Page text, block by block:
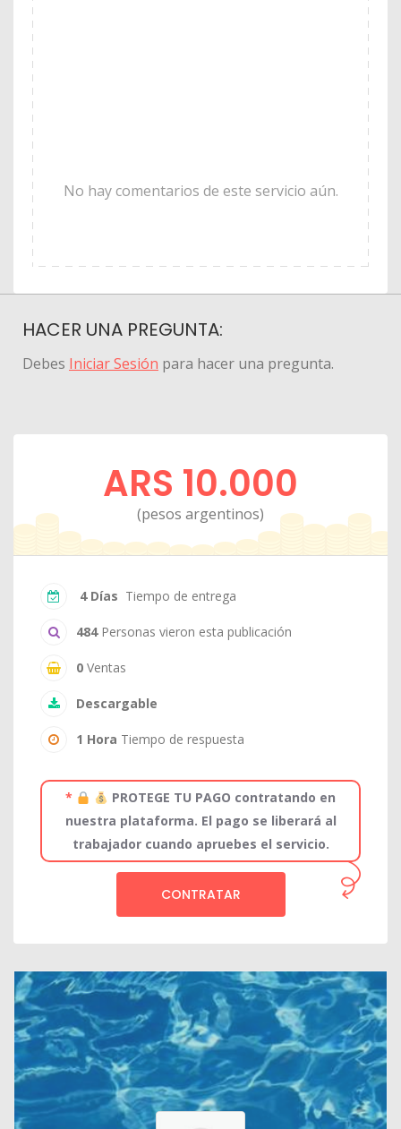
No hay comentarios de este servicio aún.
HACER UNA PREGUNTA:
Debes Iniciar Sesión para hacer una pregunta.
ARS 10.000
(pesos argentinos)
4 Días Tiempo de entrega
484Personas vieron esta publicación
0 Ventas
Descargable
1 Hora Tiempo de respuesta
*
PROTEGE TU PAGO contratando en
nuestra plataforma. El pago se liberará al
trabajador cuando apruebes el servicio.
CONTRATAR